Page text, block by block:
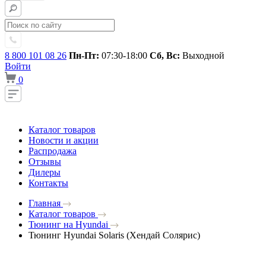
8 800 101 08 26 Пн-Пт: 07:30-18:00 Сб, Вс: Выходной
Войти
0
Каталог товаров
Новости и акции
Распродажа
Отзывы
Дилеры
Контакты
Главная
Каталог товаров
Тюнинг на Hyundai
Тюнинг Hyundai Solaris (Хендай Солярис)